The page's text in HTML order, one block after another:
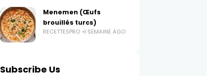
Menemen (Œufs
brouillés turcs)
RECETTESPRO 1 SEMAINE AGO
Subscribe Us